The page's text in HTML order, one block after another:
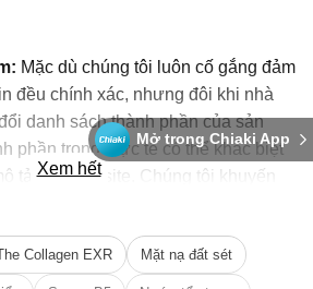
Mở trong Chiaki App
Mặc dù chúng tôi luôn cố gắng đảm
đều chính xác, nhưng đôi khi nhà
danh sách thành phần của sản
phần trong thực tế có thể khác biệt
tả trên website. Chúng tôi khuyến
đọc nhãn mác, cảnh báo và
khi dùng sản phẩm. Để biết
liên hệ nhà sản xuất. Nội dung trên
Xem hết
Collagen EXR Mặt nạ đất sét